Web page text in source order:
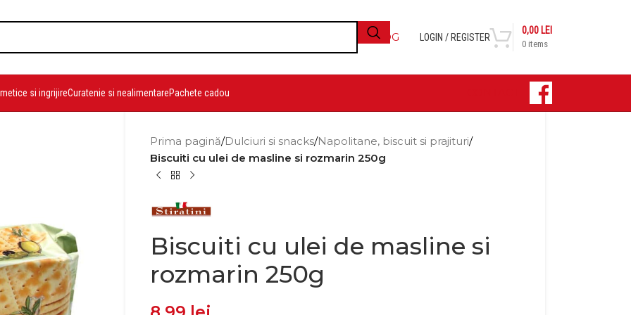
BLOG LOGIN / REGISTER
0 items
0,00 LEI
si ingrijireCuratenie si nealimentarePachete cadou
Prima pagină/Dulciuri si snacks/Napolitane, biscuit si prajituri/
Biscuiti cu ulei de masline si rozmarin 250g
Biscuiti cu ulei de masline si
rozmarin 250g